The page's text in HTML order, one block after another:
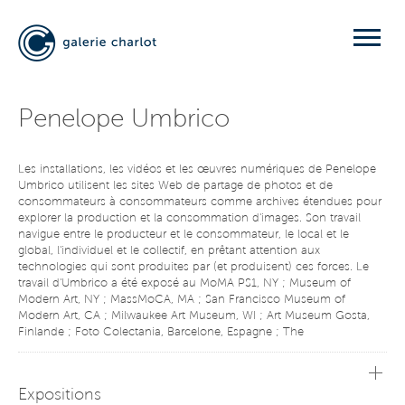
Penelope Umbrico
Les installations, les vidéos et les œuvres numériques de Penelope
Umbrico utilisent les sites Web de partage de photos et de
consommateurs à consommateurs comme archives étendues pour
explorer la production et la consommation d'images. Son travail
navigue entre le producteur et le consommateur, le local et le
global, l'individuel et le collectif, en prêtant attention aux
technologies qui sont produites par (et produisent) ces forces. Le
travail d'Umbrico a été exposé au MoMA PS1, NY ; Museum of
Modern Art, NY ; MassMoCA, MA ; San Francisco Museum of
Modern Art, CA ; Milwaukee Art Museum, WI ; Art Museum Gosta,
Finlande ; Foto Colectania, Barcelone, Espagne ; The
Kunstverein Ludwigshafen, Allemagne ; Rencontres d'Arles, France ;
Gallery of Modern Art, Brisbane Australie ; parmi beaucoup d'autres,
Expositions